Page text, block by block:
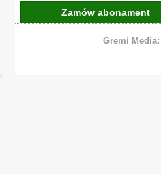
Zamów abonament
Gremi Media: